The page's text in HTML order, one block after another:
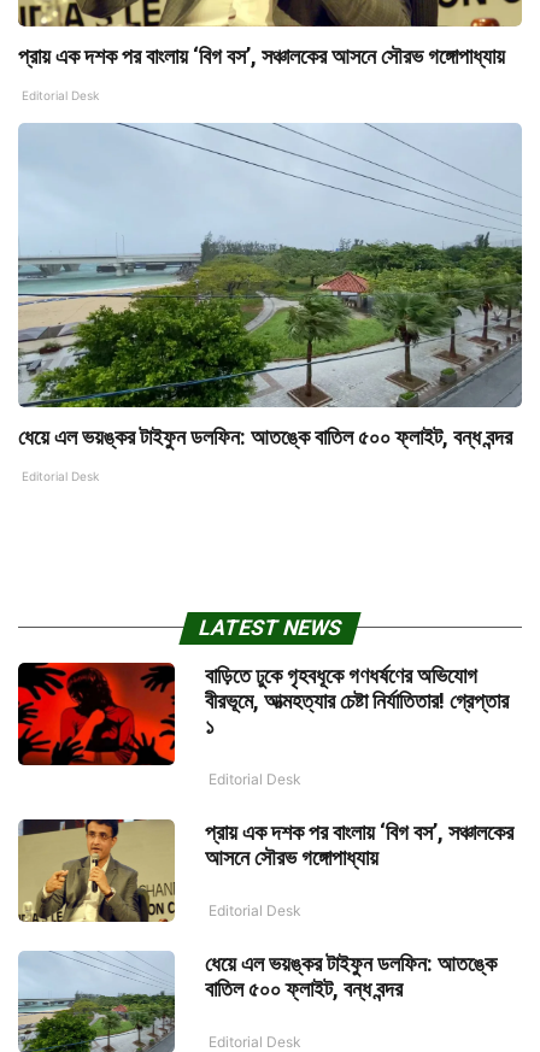
প্রায় এক দশক পর বাংলায় ‘বিগ বস’, সঞ্চালকের আসনে সৌরভ গঙ্গোপাধ্যায়
Editorial Desk
ধেয়ে এল ভয়ঙ্কর টাইফুন ডলফিন: আতঙ্কে বাতিল ৫০০ ফ্লাইট, বন্ধ বন্দর
Editorial Desk
LATEST NEWS
বাড়িতে ঢুকে গৃহবধূকে গণধর্ষণের অভিযোগ
বীরভূমে, আত্মহত্যার চেষ্টা নির্যাতিতার! গ্রেপ্তার
১
Editorial Desk
প্রায় এক দশক পর বাংলায় ‘বিগ বস’, সঞ্চালকের
আসনে সৌরভ গঙ্গোপাধ্যায়
Editorial Desk
ধেয়ে এল ভয়ঙ্কর টাইফুন ডলফিন: আতঙ্কে
বাতিল ৫০০ ফ্লাইট, বন্ধ বন্দর
Editorial Desk